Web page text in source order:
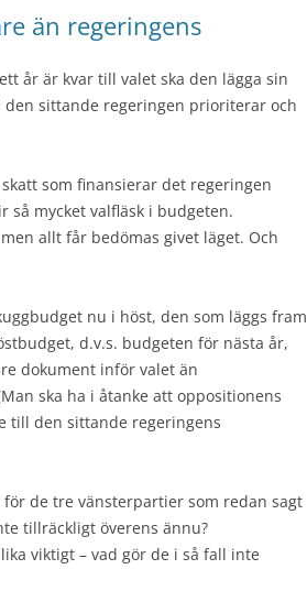
än regeringens
år är kvar till valet ska den lägga sin
sittande regeringen prioriterar och
som finansierar det regeringen
mycket valfläsk i budgeten.
allt får bedömas givet läget. Och
nu i höst, den som läggs fram
d.v.s. budgeten för nästa år,
dokument inför valet än
ska ha i åtanke att oppositionens
till den sittande regeringens
de tre vänsterpartier som redan sagt
tillräckligt överens ännu?
viktigt – vad gör de i så fall inte